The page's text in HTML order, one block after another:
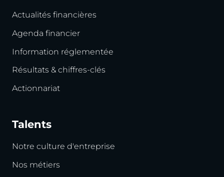
Actualités financières
Agenda financier
Information réglementée
Résultats & chiffres-clés
Actionnariat
Talents
Notre culture d'entreprise
Nos métiers